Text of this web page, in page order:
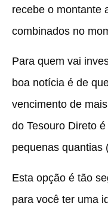
recebe o montante
combinados no
Para quem vai
boa notícia é de
vencimento de
do Tesouro Direto
pequenas quantias
Esta opção é tão
para você ter uma